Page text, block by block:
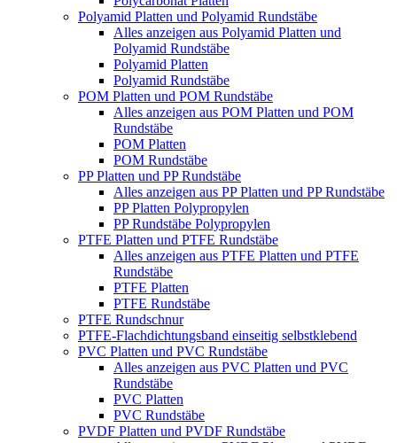
Polyamid Platten und Polyamid Rundstäbe
Alles anzeigen aus Polyamid Platten und
Polyamid Rundstäbe
Polyamid Platten
Polyamid Rundstäbe
POM Platten und POM Rundstäbe
Alles anzeigen aus POM Platten und POM
Rundstäbe
POM Platten
POM Rundstäbe
PP Platten und PP Rundstäbe
Alles anzeigen aus PP Platten und PP Rundstäbe
PP Platten Polypropylen
PP Rundstäbe Polypropylen
PTFE Platten und PTFE Rundstäbe
Alles anzeigen aus PTFE Platten und PTFE
Rundstäbe
PTFE Platten
PTFE Rundstäbe
PTFE Rundschnur
PTFE-Flachdichtungsband einseitig selbstklebend
PVC Platten und PVC Rundstäbe
Alles anzeigen aus PVC Platten und PVC
Rundstäbe
PVC Platten
PVC Rundstäbe
PVDF Platten und PVDF Rundstäbe